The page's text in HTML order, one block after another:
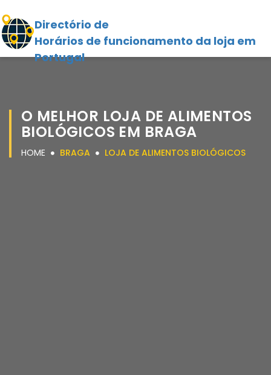
Directório de
Horários de funcionamento da loja em
Portugal
O MELHOR LOJA DE ALIMENTOS
BIOLÓGICOS EM BRAGA
HOME BRAGA LOJA DE ALIMENTOS BIOLÓGICOS